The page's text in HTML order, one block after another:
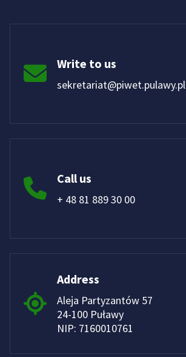
Write to us
sekretariat@piwet.pulawy.pl
Call us
+ 48 81 889 30 00
Address
Aleja Partyzantów 57
24-100 Puławy
NIP: 7160010761